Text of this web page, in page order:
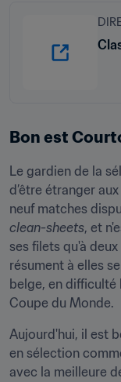
Bon est
Le gardien de la
d’être étranger
clean-sheets, et
ses filets qu'à
résument à elles
belge, en difficulté
Coupe du Monde.
Aujourd'hui, il est
en sélection
avec la meilleure